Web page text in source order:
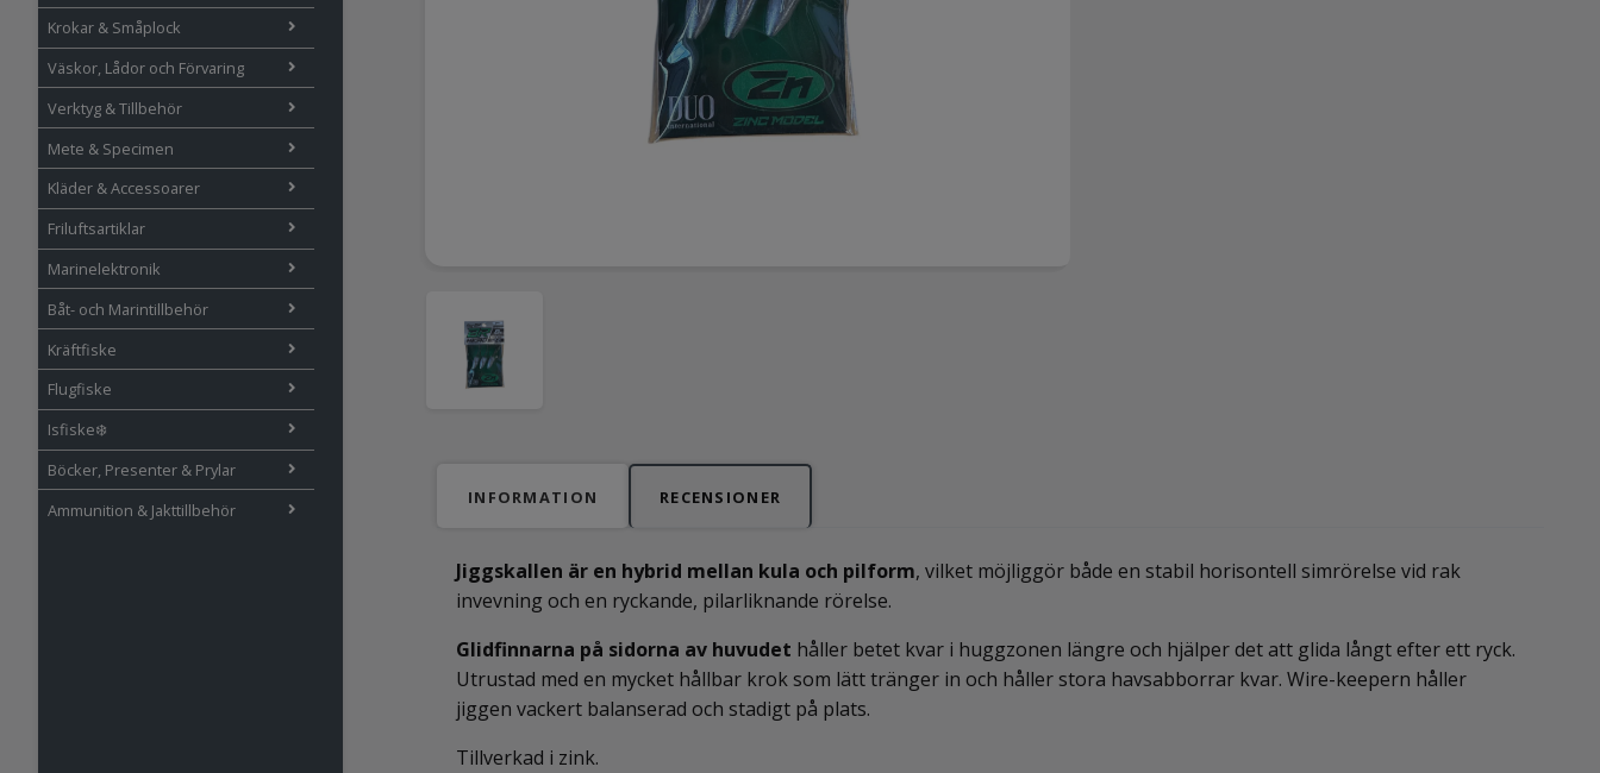
Krokar & Småplock
Väskor, Lådor och Förvaring
Verktyg & Tillbehör
Mete & Specimen
Kläder & Accessoarer
Friluftsartiklar
Marinelektronik
Båt- och Marintillbehör
Kräftfiske
Flugfiske
Isfiske❄️
Böcker, Presenter & Prylar
Ammunition & Jakttillbehör
INFORMATION RECENSIONER
Jiggskallen är en hybrid mellan kula och pilform, vilket möjliggör både en stabil horisontell simrörelse vid rak
invevning och en ryckande, pilarliknande rörelse.
Glidfinnarna på sidorna av huvudet håller betet kvar i huggzonen längre och hjälper det att glida långt efter ett ryck.
Utrustad med en mycket hållbar krok som lätt tränger in och håller stora havsabborrar kvar. Wire-keepern håller
jiggen vackert balanserad och stadigt på plats.
Tillverkad i zink.